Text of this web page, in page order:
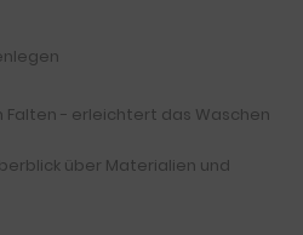
- erleichtert das Waschen
über Materialien und